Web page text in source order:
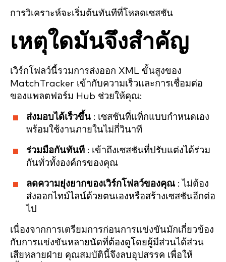
การวิเคราะห์จะเริ่มต้นทันทีที่โหลดเซสชัน
เหตุใดมันจึงสำคัญ
เวิร์กโฟลว์นี้รวมการส่งออก XML ขั้นสูงของ
MatchTracker เข้ากับความเร็วและการเชื่อมต่อ
ของแพลตฟอร์ม Hub ช่วยให้คุณ:
ส่งมอบได้เร็วขึ้น : เซสชันที่แท็กแบบกำหนดเอง
พร้อมใช้งานภายในไม่กี่วินาที
ร่วมมือกันทันที : เข้าถึงเซสชันที่ปรับแต่งได้ร่วม
กันทั่วทั้งองค์กรของคุณ
ลดความยุ่งยากของเวิร์กโฟลว์ของคุณ : ไม่ต้อง
ส่งออกไทม์ไลน์ด้วยตนเองหรือสร้างเซสชันอีกต่อ
ไป
เนื่องจากการเตรียมการก่อนการแข่งขันมักเกี่ยวข้อง
กับการแข่งขันหลายนัดที่ต้องดูโดยผู้มีส่วนได้ส่วน
เสียหลายฝ่าย คุณสมบัตินี้จึงลบอุปสรรค เพื่อให้